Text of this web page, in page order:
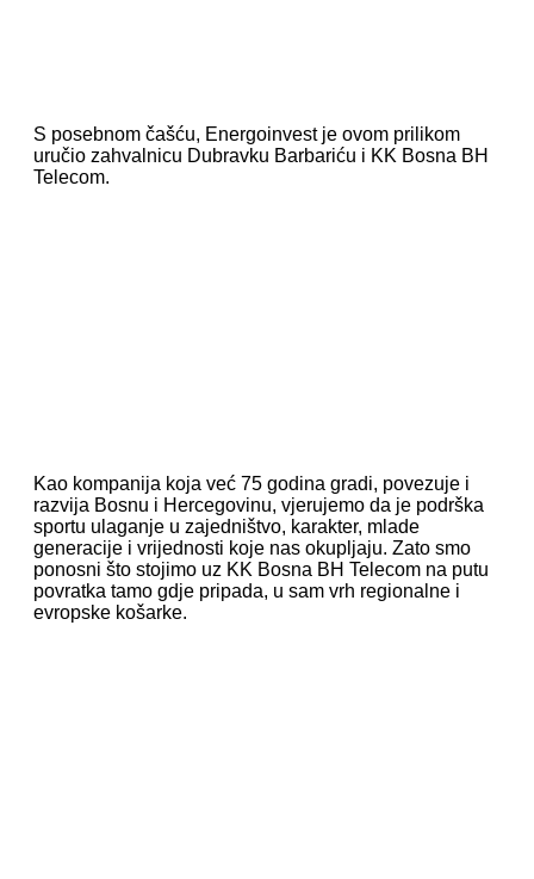
S posebnom čašću, Energoinvest je ovom prilikom
uručio zahvalnicu Dubravku Barbariću i KK Bosna BH
Telecom.
Kao kompanija koja već 75 godina gradi, povezuje i
razvija Bosnu i Hercegovinu, vjerujemo da je podrška
sportu ulaganje u zajedništvo, karakter, mlade
generacije i vrijednosti koje nas okupljaju. Zato smo
ponosni što stojimo uz KK Bosna BH Telecom na putu
povratka tamo gdje pripada, u sam vrh regionalne i
evropske košarke.